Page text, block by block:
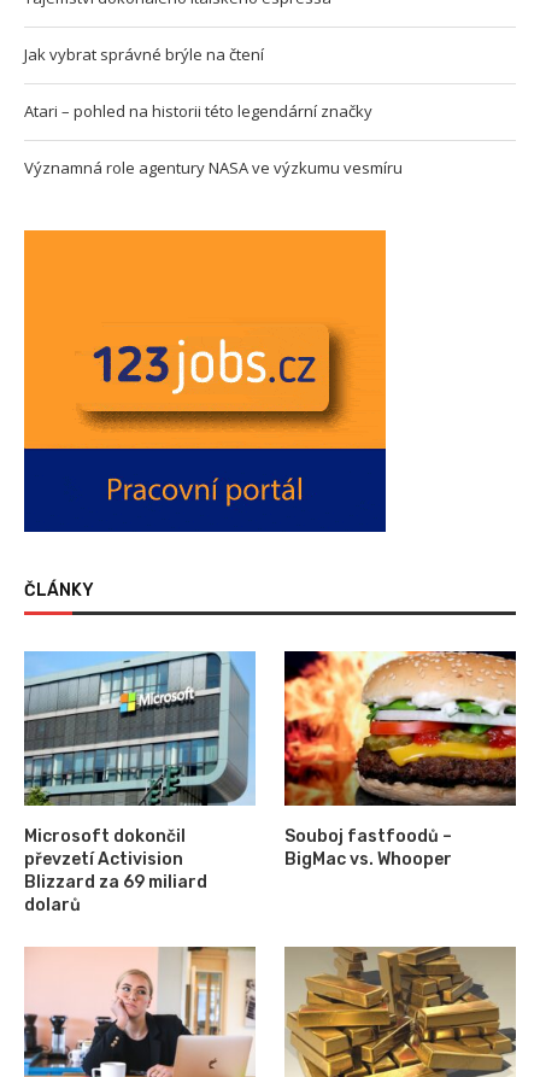
Jak vybrat správné brýle na čtení
Atari – pohled na historii této legendární značky
Významná role agentury NASA ve výzkumu vesmíru
ČLÁNKY
Microsoft dokončil
převzetí Activision
Blizzard za 69 miliard
dolarů
Souboj fastfoodů –
BigMac vs. Whooper